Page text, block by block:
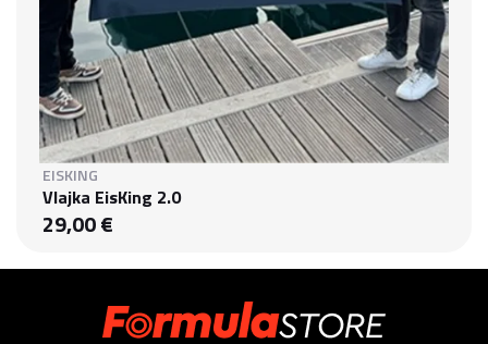
EISKING
Vlajka EisKing 2.0
29,00 €